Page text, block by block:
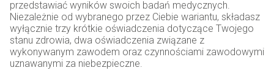
przedstawiać wyników swoich badań medycznych.
Niezależnie od wybranego przez Ciebie wariantu, składasz
wyłącznie trzy krótkie oświadczenia dotyczące Twojego
stanu zdrowia, dwa oświadczenia związane z
wykonywanym zawodem oraz czynnościami zawodowymi
uznawanymi za niebezpieczne.